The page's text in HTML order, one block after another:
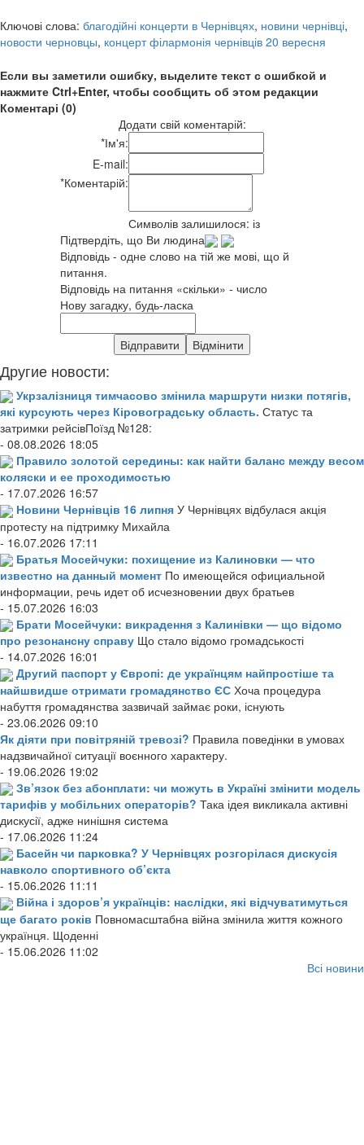
Ключові слова: благодійні концерти в Чернівцях, новини чернівці,
новости черновцы, концерт філармонія чернівців 20 вересня
Если вы заметили ошибку, выделите текст с ошибкой и
нажмите Ctrl+Enter, чтобы сообщить об этом редакции
Коментарі (0)
Додати свій коментарій:
*Ім'я:
E-mail:
*Коментарій:
Символів залишилося: із
Підтвердіть, що Ви людина
Відповідь - одне слово на тій же мові, що й
питання.
Відповідь на питання «скільки» - число
Нову загадку, будь-ласка
Другие новости:
Укрзалізниця тимчасово змінила маршрути низки потягів,
які курсують через Кіровоградську область. Статус та
затримки рейсівПоїзд №128:
- 08.08.2026 18:05
Правило золотой середины: как найти баланс между весом
коляски и ее проходимостью
- 17.07.2026 16:57
Новини Чернівців 16 липня У Чернівцях відбулася акція
протесту на підтримку Михайла
- 16.07.2026 17:11
Братья Мосейчуки: похищение из Калиновки — что
известно на данный момент По имеющейся официальной
информации, речь идет об исчезновении двух братьев
- 15.07.2026 16:03
Брати Мосейчуки: викрадення з Калинівки — що відомо
про резонансну справу Що стало відомо громадськості
- 14.07.2026 16:01
Другий паспорт у Європі: де українцям найпростіше та
найшвидше отримати громадянство ЄС Хоча процедура
набуття громадянства зазвичай займає роки, існують
- 23.06.2026 09:10
Як діяти при повітряній тревозі? Правила поведінки в умовах
надзвичайної ситуації воєнного характеру.
- 19.06.2026 19:02
Зв’язок без абонплати: чи можуть в Україні змінити модель
тарифів у мобільних операторів? Така ідея викликала активні
дискусії, адже нинішня система
- 17.06.2026 11:24
Басейн чи парковка? У Чернівцях розгорілася дискусія
навколо спортивного об’єкта
- 15.06.2026 11:11
Війна і здоров’я українців: наслідки, які відчуватимуться
ще багато років Повномасштабна війна змінила життя кожного
українця. Щоденні
- 15.06.2026 11:02
Всі новини